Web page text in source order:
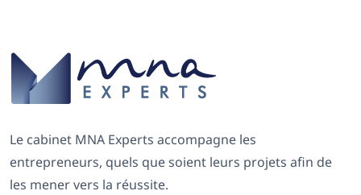
Le cabinet MNA Experts accompagne les
entrepreneurs, quels que soient leurs projets afin de
les mener vers la réussite.